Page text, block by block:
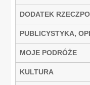
DODATEK
PUBLICYSTYKA,
MOJE PODRÓŻE
KULTURA